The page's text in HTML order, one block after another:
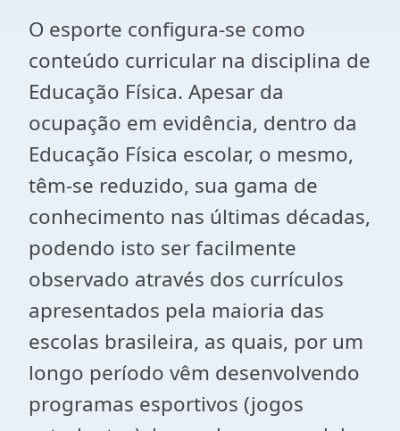
O esporte configura-se como
conteúdo curricular na disciplina de
Educação Física. Apesar da
ocupação em evidência, dentro da
Educação Física escolar, o mesmo,
têm-se reduzido, sua gama de
conhecimento nas últimas décadas,
podendo isto ser facilmente
observado através dos currículos
apresentados pela maioria das
escolas brasileira, as quais, por um
longo período vêm desenvolvendo
programas esportivos (jogos